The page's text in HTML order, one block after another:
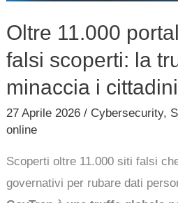
Oltre 11.000
falsi scoperti: la
minaccia i cittadini
27 Aprile 2026/ Cybersecurity,
online
Scoperti oltre 11.000 siti falsi
governativi per rubare dati